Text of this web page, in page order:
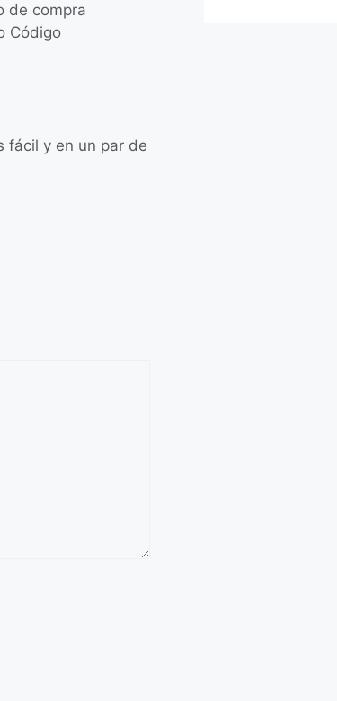
de compra
Código
fácil y en un par de